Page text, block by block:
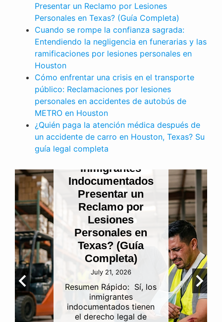
Presentar un Reclamo por Lesiones
Personales en Texas? (Guía Completa)
Cuando se rompe la confianza sagrada:
Entendiendo la negligencia en funerarias y las
ramificaciones por lesiones personales en
Houston
Cómo enfrentar una crisis en el transporte
público: Reclamaciones por lesiones
personales en accidentes de autobús de
METRO en Houston
¿Quién paga la atención médica después de
un accidente de carro en Houston, Texas? Su
guía legal completa
LESIONES PERSONALES
¿Pueden los
Inmigrantes
Indocumentados
Presentar un
Reclamo por
Lesiones
Personales en
Texas? (Guía
Completa)
July 21, 2026
Resumen Rápido: Sí, los
inmigrantes
indocumentados tienen
el derecho legal de